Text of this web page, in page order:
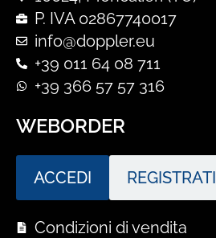
P. IVA 02867740017
info@doppler.eu
+39 011 64 08 711
+39 366 57 57 316
WEBORDER
ACCEDI REGISTRATI
Condizioni di vendita